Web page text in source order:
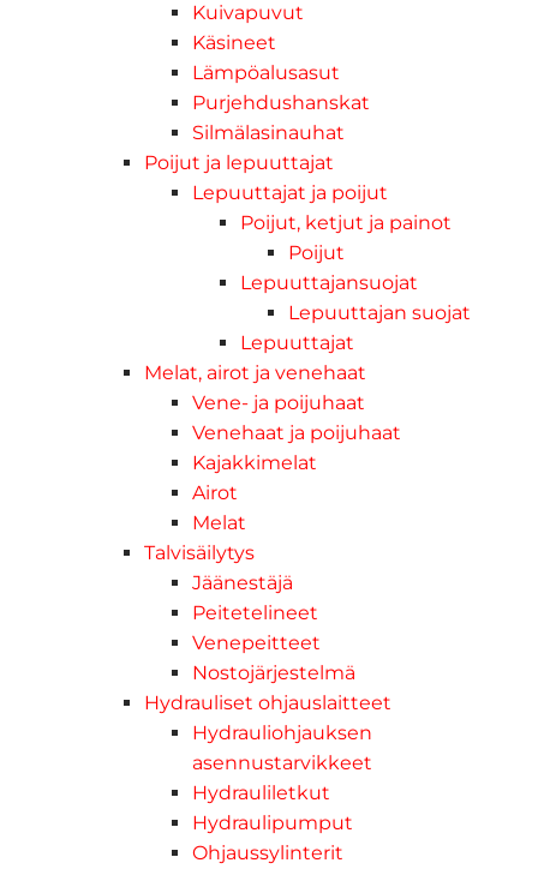
Kuivapuvut
Käsineet
Lämpöalusasut
Purjehdushanskat
Silmälasinauhat
Poijut ja lepuuttajat
Lepuuttajat ja poijut
Poijut, ketjut ja painot
Poijut
Lepuuttajansuojat
Lepuuttajan suojat
Lepuuttajat
Melat, airot ja venehaat
Vene- ja poijuhaat
Venehaat ja poijuhaat
Kajakkimelat
Airot
Melat
Talvisäilytys
Jäänestäjä
Peitetelineet
Venepeitteet
Nostojärjestelmä
Hydrauliset ohjauslaitteet
Hydrauliohjauksen
asennustarvikkeet
Hydrauliletkut
Hydraulipumput
Ohjaussylinterit